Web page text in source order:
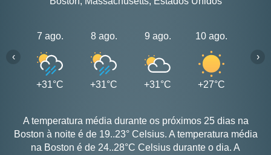
7 ago.
+31°C
8 ago.
+31°C
9 ago.
+31°C
10 ago.
+27°C
‹ ›
A temperatura média durante os próximos 25 dias na
Boston à noite é de 19..23° Celsius. A temperatura média
na Boston é de 24..28°C Celsius durante o dia. A